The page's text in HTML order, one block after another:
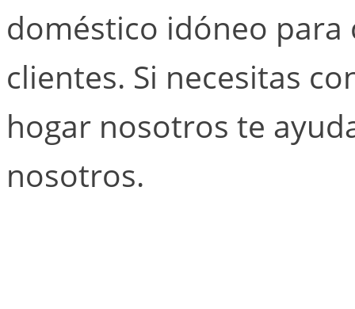
doméstico idóneo
clientes. Si necesitas
hogar nosotros te
nosotros.